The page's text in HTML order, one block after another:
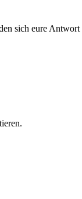
sich eure Antwort